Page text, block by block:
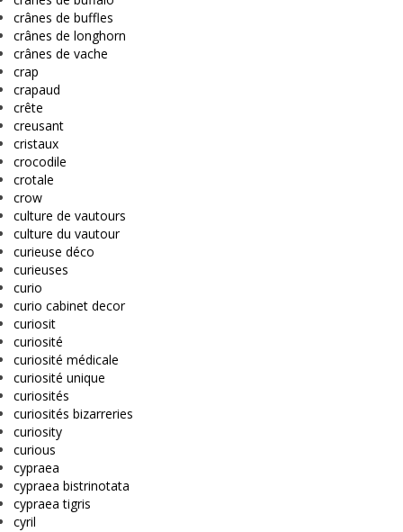
crânes de buffles
crânes de longhorn
crânes de vache
crap
crapaud
crête
creusant
cristaux
crocodile
crotale
crow
culture de vautours
culture du vautour
curieuse déco
curieuses
curio
curio cabinet decor
curiosit
curiosité
curiosité médicale
curiosité unique
curiosités
curiosités bizarreries
curiosity
curious
cypraea
cypraea bistrinotata
cypraea tigris
cyril